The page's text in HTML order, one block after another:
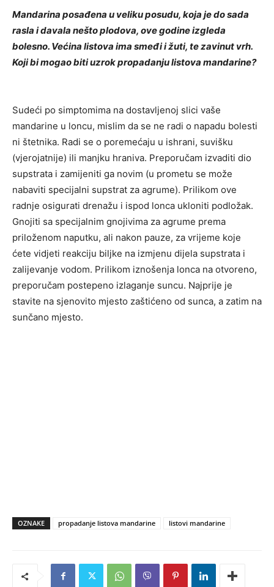
Mandarina posađena u veliku posudu, koja je do sada
rasla i davala nešto plodova, ove godine izgleda
bolesno. Većina listova ima smeđi i žuti, te zavinut vrh.
Koji bi mogao biti uzrok propadanju listova mandarine?
Sudeći po simptomima na dostavljenoj slici vaše
mandarine u loncu, mislim da se ne radi o napadu bolesti
ni štetnika. Radi se o poremećaju u ishrani, suvišku
(vjerojatnije) ili manjku hraniva. Preporučam izvaditi dio
supstrata i zamijeniti ga novim (u prometu se može
nabaviti specijalni supstrat za agrume). Prilikom ove
radnje osigurati drenažu i ispod lonca ukloniti podložak.
Gnojiti sa specijalnim gnojivima za agrume prema
priloženom naputku, ali nakon pauze, za vrijeme koje
ćete vidjeti reakciju biljke na izmjenu dijela supstrata i
zalijevanje vodom. Prilikom iznošenja lonca na otvoreno,
preporučam postepeno izlaganje suncu. Najprije je
stavite na sjenovito mjesto zaštićeno od sunca, a zatim na
sunčano mjesto.
OZNAKE propadanje listova mandarine listovi mandarine